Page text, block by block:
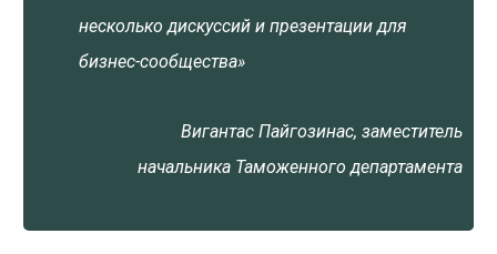
несколько дискуссий и презентации для
бизнес-сообщества»
Вигантас Пайгозинас, заместитель
начальника Таможенного департамента